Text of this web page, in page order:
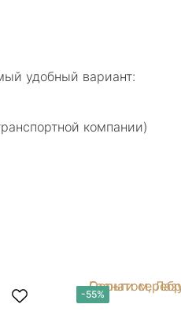
удобный вариант:
компании)
-55%